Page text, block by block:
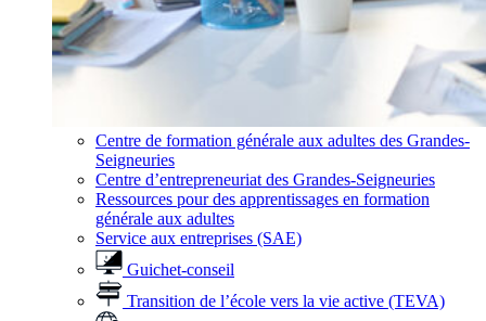
Centre de formation générale aux adultes des Grandes-
Seigneuries
Centre d’entrepreneuriat des Grandes-Seigneuries
Ressources pour des apprentissages en formation
générale aux adultes
Service aux entreprises (SAE)
Guichet-conseil
Transition de l’école vers la vie active (TEVA)